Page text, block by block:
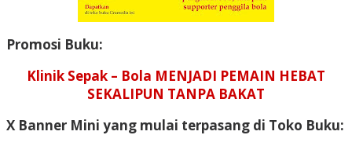
Promosi Buku:
Klinik Sepak – Bola MENJADI PEMAIN HEBAT
SEKALIPUN TANPA BAKAT
X Banner Mini yang mulai terpasang di Toko Buku: